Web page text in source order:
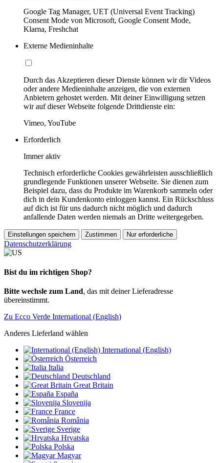
Google Tag Manager, UET (Universal Event Tracking)
Consent Mode von Microsoft, Google Consent Mode,
Klarna, Freshchat
Externe Medieninhalte
Durch das Akzeptieren dieser Dienste können wir dir Videos
oder andere Medieninhalte anzeigen, die von externen
Anbietern gehostet werden. Mit deiner Einwilligung setzen
wir auf dieser Webseite folgende Drittdienste ein:
Vimeo, YouTube
Erforderlich
Immer aktiv
Technisch erforderliche Cookies gewährleisten ausschließlich
grundlegende Funktionen unserer Webseite. Sie dienen zum
Beispiel dazu, dass du Produkte im Warenkorb sammeln oder
dich in dein Kundenkonto einloggen kannst. Ein Rückschluss
auf dich ist für uns dadurch nicht möglich und dadurch
anfallende Daten werden niemals an Dritte weitergegeben.
Einstellungen speichern Zustimmen Nur erforderliche
Datenschutzerklärung
Bist du im richtigen Shop?
Bitte wechsle zum Land, das mit deiner Lieferadresse
übereinstimmt.
Zu Ecco Verde International (English)
Anderes Lieferland wählen
International (English)
Österreich
Italia
Deutschland
Great Britain
España
Slovenija
France
România
Sverige
Hrvatska
Polska
Magyar